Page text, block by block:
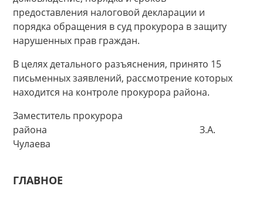
предоставления налоговой декларации и
порядка обращения в суд прокурора в защиту
нарушенных прав граждан.
В целях детального разъяснения, принято 15
письменных заявлений, рассмотрение которых
находится на контроле прокурора района.
Заместитель прокурора
района З.А.
Чулаева
ГЛАВНОЕ